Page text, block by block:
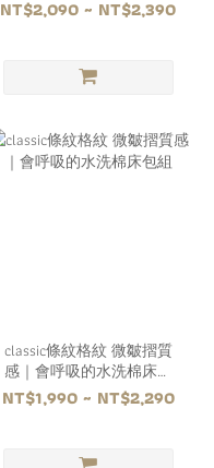
NT$2,090 ~ NT$2,390
classic條紋格紋 微皺摺質
感｜會呼吸的水洗棉床包
組
NT$1,990 ~ NT$2,290